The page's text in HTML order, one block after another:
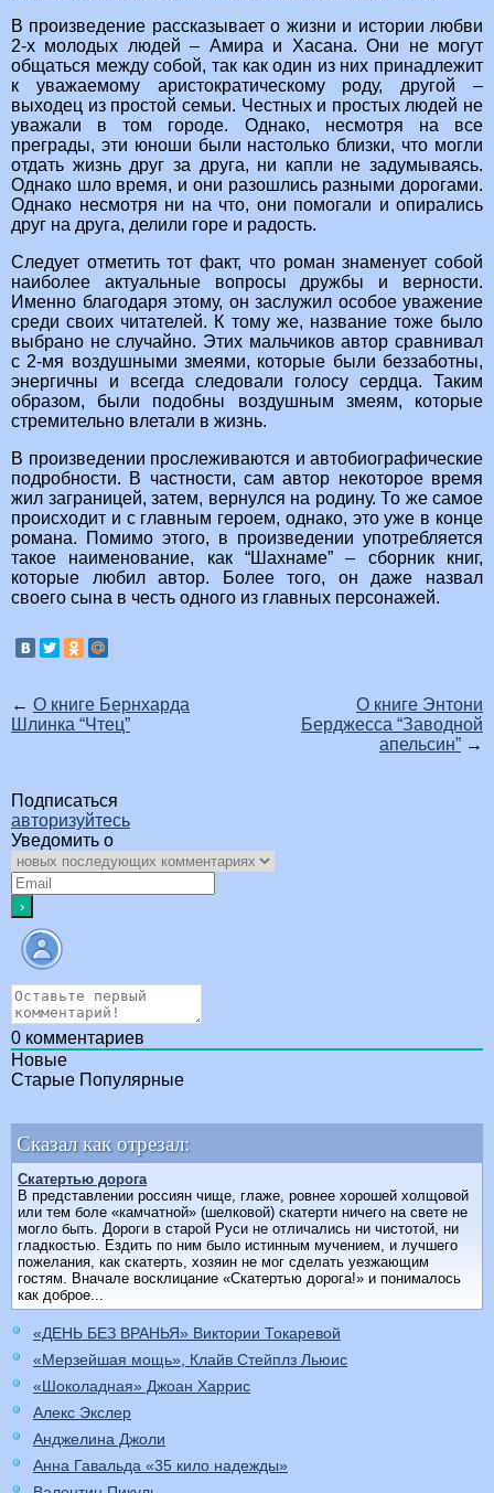
В произведение рассказывает о жизни и истории любви
2-х молодых людей – Амира и Хасана. Они не могут
общаться между собой, так как один из них принадлежит
к уважаемому аристократическому роду, другой –
выходец из простой семьи. Честных и простых людей не
уважали в том городе. Однако, несмотря на все
преграды, эти юноши были настолько близки, что могли
отдать жизнь друг за друга, ни капли не задумываясь.
Однако шло время, и они разошлись разными дорогами.
Однако несмотря ни на что, они помогали и опирались
друг на друга, делили горе и радость.
Следует отметить тот факт, что роман знаменует собой
наиболее актуальные вопросы дружбы и верности.
Именно благодаря этому, он заслужил особое уважение
среди своих читателей. К тому же, название тоже было
выбрано не случайно. Этих мальчиков автор сравнивал
с 2-мя воздушными змеями, которые были беззаботны,
энергичны и всегда следовали голосу сердца. Таким
образом, были подобны воздушным змеям, которые
стремительно влетали в жизнь.
В произведении прослеживаются и автобиографические
подробности. В частности, сам автор некоторое время
жил заграницей, затем, вернулся на родину. То же самое
происходит и с главным героем, однако, это уже в конце
романа. Помимо этого, в произведении употребляется
такое наименование, как “Шахнаме” – сборник книг,
которые любил автор. Более того, он даже назвал
своего сына в честь одного из главных персонажей.
← О книге Бернхарда
Шлинка “Чтец”
О книге Энтони
Берджесса “Заводной
апельсин” →
Подписаться
авторизуйтесь
Уведомить о
0 комментариев
Новые
Старые Популярные
Сказал как отрезал:
Скатертью дорога
В представлении россиян чище, глаже, ровнее хорошей холщовой
или тем боле «камчатной» (шелковой) скатерти ничего на свете не
могло быть. Дороги в старой Руси не отличались ни чистотой, ни
гладкостью. Ездить по ним было истинным мучением, и лучшего
пожелания, как скатерть, хозяин не мог сделать уезжающим
гостям. Вначале восклицание «Скатертью дорога!» и понималось
как доброе...
«ДЕНЬ БЕЗ ВРАНЬЯ» Виктории Токаревой
«Мерзейшая мощь», Клайв Стейплз Льюис
«Шоколадная» Джоан Харрис
Алекс Экслер
Анджелина Джоли
Анна Гавальда «35 кило надежды»